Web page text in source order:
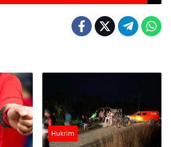
Hukrim